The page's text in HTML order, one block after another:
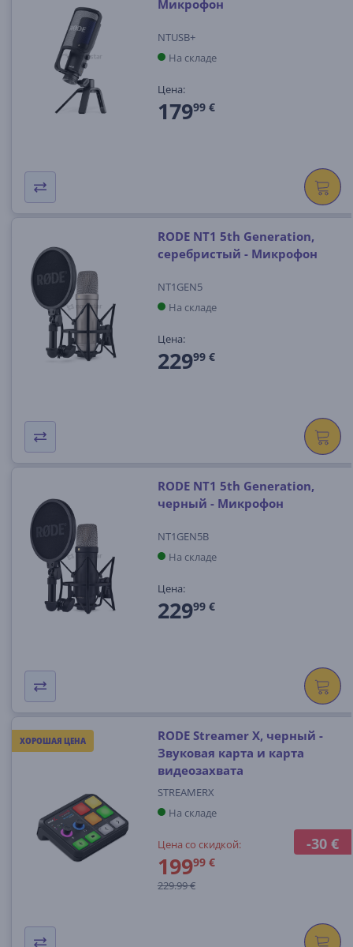
Микрофон
NTUSB+
На складе
Цена:
17999 €
RODE NT1 5th Generation,
серебристый - Микрофон
NT1GEN5
На складе
Цена:
22999 €
RODE NT1 5th Generation,
черный - Микрофон
NT1GEN5B
На складе
Цена:
22999 €
ХОРОШАЯ ЦЕНА
-30 €
RODE Streamer X, черный -
Звуковая карта и карта
видеозахвата
STREAMERX
На складе
Цена со скидкой:
19999 €
229.99 €